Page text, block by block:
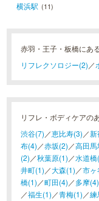
横浜駅 (11)
赤羽・王子・板橋にあ
リフレクソロジー(2) ／
リフレ・ボディケアの
渋谷(7) ／恵比寿(3) ／新
布(4) ／赤坂(2) ／高田馬
(2) ／秋葉原(1) ／水道橋
井町(1) ／大森(1) ／市ヶ
橋(1) ／町田(4) ／多摩(4)
／福生(1) ／青梅(1) ／練